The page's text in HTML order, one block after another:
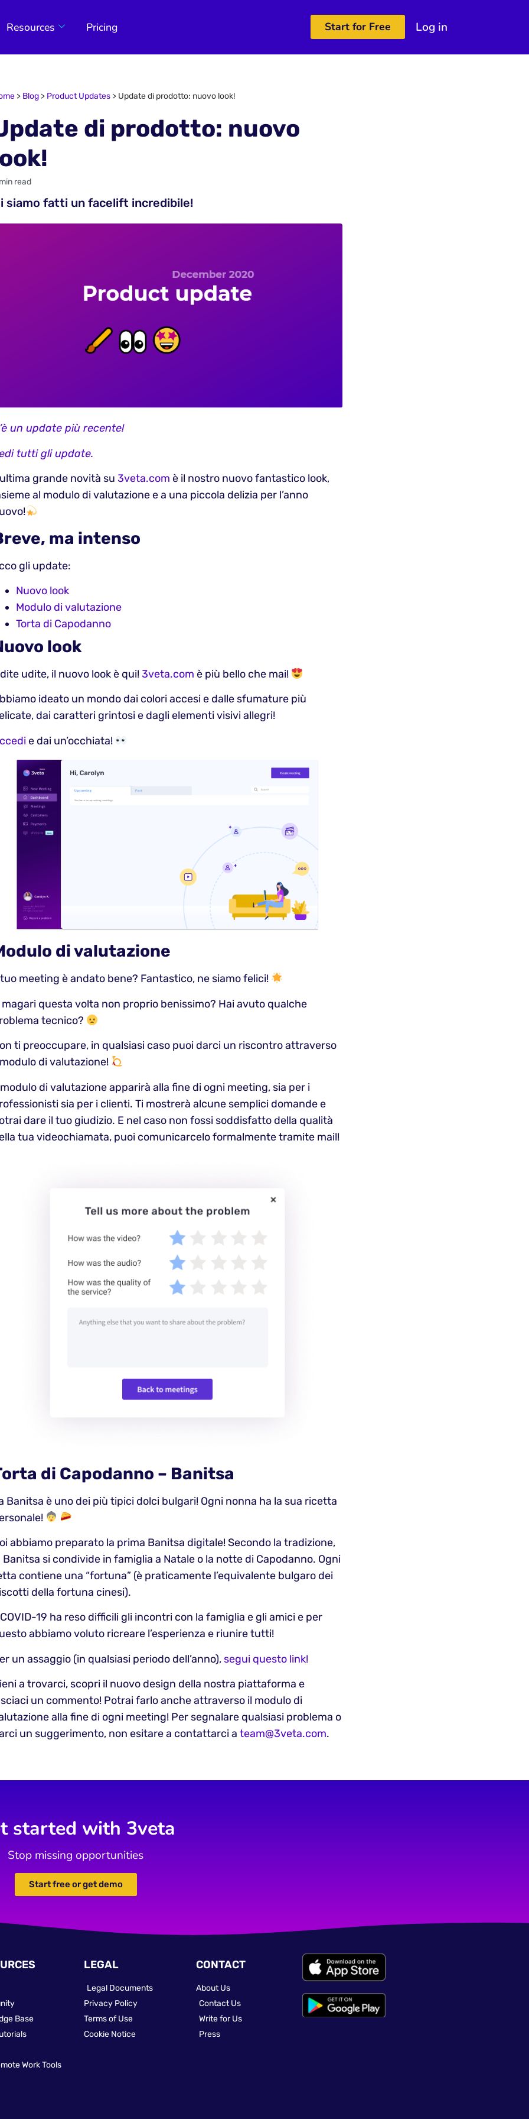
Resources Pricing Start for Free Log in
> Blog > Product Updates > Update di prodotto: nuovo look!
di prodotto: nuovo
read
siamo fatti un facelift incredibile!
un update più recente!
tutti gli update.
grande novità su3veta.com è il nostro nuovo fantastico look,
al modulo di valutazione e a una piccola delizia per l’anno
ma intenso
gli update:
Nuovo look
Modulo di valutazione
Torta di Capodanno
look
udite, il nuovo look è qui!3veta.com è più bello che mai!
ideato un mondo dai colori accesi e dalle sfumature più
dai caratteri grintosi e dagli elementi visivi allegri!
e dai un’occhiata!
di valutazione
meeting è andato bene? Fantastico, ne siamo felici!
magari questa volta non proprio benissimo? Hai avuto qualche
tecnico?
ti preoccupare, in qualsiasi caso puoi darci un riscontro attraverso
di valutazione!
di valutazione apparirà alla fine di ogni meeting, sia per i
sia per i clienti. Ti mostrerà alcune semplici domande e
dare il tuo giudizio. E nel caso non fossi soddisfatto della qualità
tua videochiamata, puoi comunicarcelo formalmente tramite mail!
di Capodanno – Banitsa
Banitsa è uno dei più tipici dolci bulgari! Ogni nonna ha la sua ricetta
abbiamo preparato la prima Banitsa digitale! Secondo la tradizione,
Banitsa si condivide in famiglia a Natale o la notte di Capodanno. Ogni
contiene una “fortuna” (è praticamente l’equivalente bulgaro dei
della fortuna cinesi).
19 ha reso difficili gli incontri con la famiglia e gli amici e per
abbiamo voluto ricreare l’esperienza e riunire tutti!
un assaggio (in qualsiasi periodo dell’anno), segui questo link!
a trovarci, scopri il nuovo design della nostra piattaforma e
un commento! Potrai farlo anche attraverso il modulo di
alla fine di ogni meeting! Per segnalare qualsiasi problema o
un suggerimento, non esitare a contattarci ateam@3veta.com.
started with 3veta
Stop missing opportunities
Start free or get demo
Base
Work Tools
LEGAL
Legal Documents
Privacy Policy
Terms of Use
Cookie Notice
CONTACT
About Us
Contact Us
Write for Us
Press